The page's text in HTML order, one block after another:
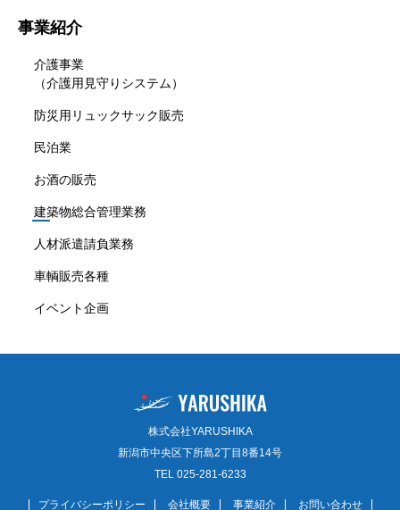
事業紹介
介護事業
（介護用見守りシステム）
防災用リュックサック販売
民泊業
お酒の販売
建築物総合管理業務
人材派遣請負業務
車輌販売各種
イベント企画
株式会社YARUSHIKA
新潟市中央区下所島2丁目8番14号
TEL 025-281-6233
プライバシーポリシー 会社概要 事業紹介 お問い合わせ